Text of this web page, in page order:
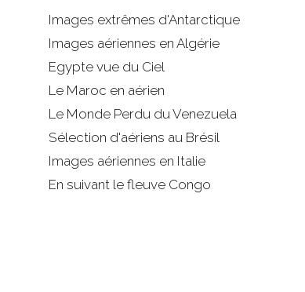
Images extrêmes d'Antarctique
Images aériennes en Algérie
Egypte vue du Ciel
Le Maroc en aérien
Le Monde Perdu du Venezuela
Sélection d'aériens au Brésil
Images aériennes en Italie
En suivant le fleuve Congo